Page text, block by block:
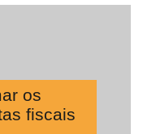
os
fiscais